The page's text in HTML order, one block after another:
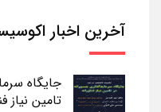
آخرین اخبار
جایگاه
تامین نیاز